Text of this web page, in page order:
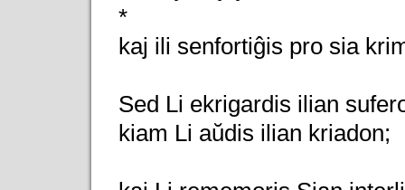
*
kaj ili senfortiĝis pro sia
Sed Li ekrigardis ilian
kiam Li aŭdis ilian kriadon;